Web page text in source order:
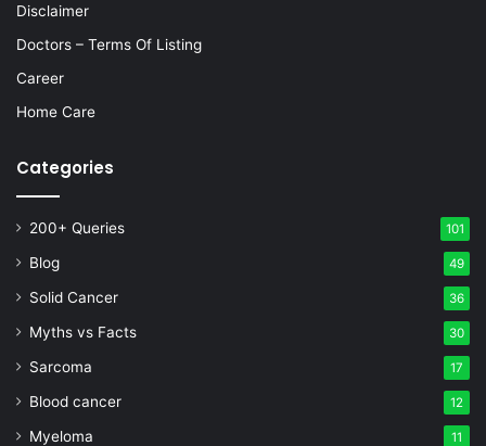
Disclaimer
Doctors – Terms Of Listing
Career
Home Care
Categories
200+ Queries 101
Blog 49
Solid Cancer 36
Myths vs Facts 30
Sarcoma 17
Blood cancer 12
Myeloma 11